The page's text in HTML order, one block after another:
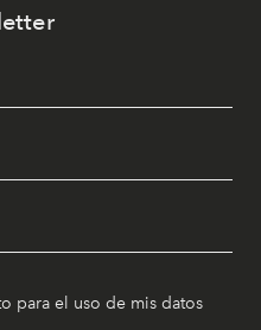
para el uso de mis datos